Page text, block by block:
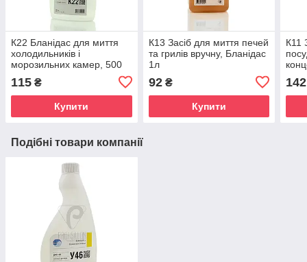
К22 Бланідас для миття
холодильників і
морозильних камер, 500
115 ₴
Купити
К13 Засіб для миття печей
та грилів вручну, Бланідас
1л
92₴
Купити
К11
142
Подібні товари компанії